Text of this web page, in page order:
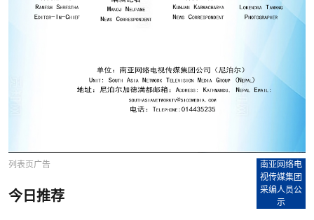
列表页广告
南亚网络电
视传媒集团
采编人员公
示
今日推荐